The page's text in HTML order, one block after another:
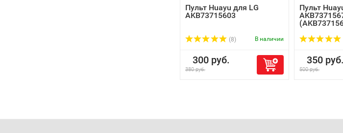
Пульт Huayu для LG
AKB73715603
(8) В наличии
300 руб.
380 руб.
Пульт
350 руб.
500 руб.